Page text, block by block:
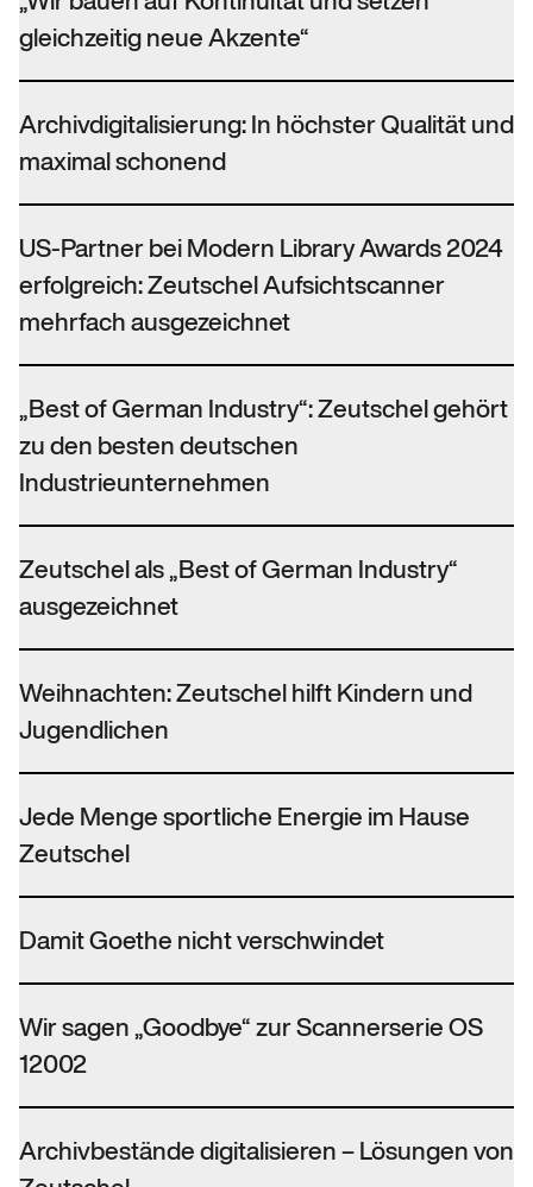
gleichzeitig neue Akzente“
Archivdigitalisierung: In höchster Qualität und
maximal schonend
US-Partner bei Modern Library Awards 2024
erfolgreich: Zeutschel Aufsichtscanner
mehrfach ausgezeichnet
„Best of German Industry“: Zeutschel gehört
zu den besten deutschen
Industrieunternehmen
Zeutschel als „Best of German Industry“
ausgezeichnet
Weihnachten: Zeutschel hilft Kindern und
Jugendlichen
Jede Menge sportliche Energie im Hause
Zeutschel
Damit Goethe nicht verschwindet
Wir sagen „Goodbye“ zur Scannerserie OS
12002
Archivbestände digitalisieren – Lösungen von